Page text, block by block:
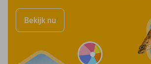
Bekijk nu